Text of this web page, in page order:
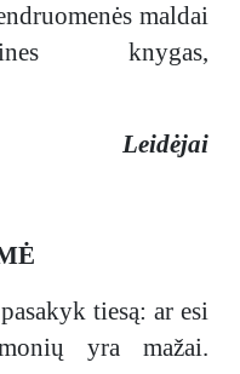
maldai
knygas,
Leidėjai
tiesą: ar esi
yra mažai.